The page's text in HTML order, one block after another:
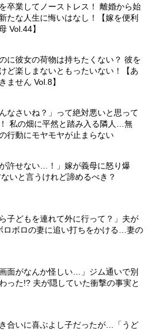
卒業してノーストレス！ 離婚から始
たな人生に悔いはなし！【嫁を便利
Vol.44】
に彼女の荷物は持ちたくない？ 彼を
ど楽しまないともったいない！【あ
ません Vol.8】
なさいね？」って絶対悪いと思って
私の畑に平然と踏み入る隣人…無
行動にモヤモヤが止まらない
が許せない…！」嫁が義母に怒り爆
いと言うけれど諦めるべき？
子どもを連れて外に行って？」夫が
ロボロの妻に追い打ちをかける…妻の
画面がなんか怪しい…」ジム通いで別
った!? 夫が隠していた衝撃の事実と
合いに喜ぶよし子だったが…「うど